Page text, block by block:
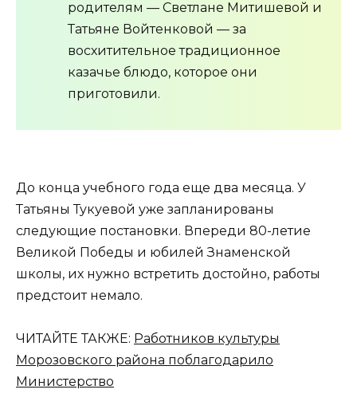
родителям — Светлане Митишевой и
Татьяне Войтенковой — за
восхитительное традиционное
казачье блюдо, которое они
приготовили.
До конца учебного года еще два месяца. У
Татьяны Тукуевой уже запланированы
следующие постановки. Впереди 80-летие
Великой Победы и юбилей Знаменской
школы, их нужно встретить достойно, работы
предстоит немало.
ЧИТАЙТЕ ТАКЖЕ: Работников культуры
Морозовского района поблагодарило
Министерство